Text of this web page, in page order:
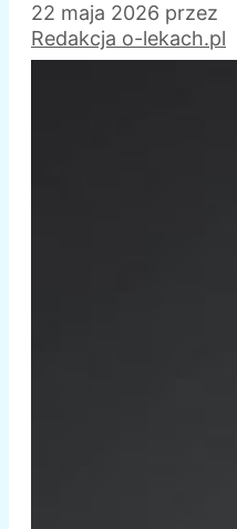
22 maja 2026 przez
Redakcja o-lekach.pl